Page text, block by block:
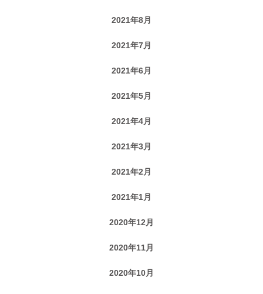
2021年8月
2021年7月
2021年6月
2021年5月
2021年4月
2021年3月
2021年2月
2021年1月
2020年12月
2020年11月
2020年10月